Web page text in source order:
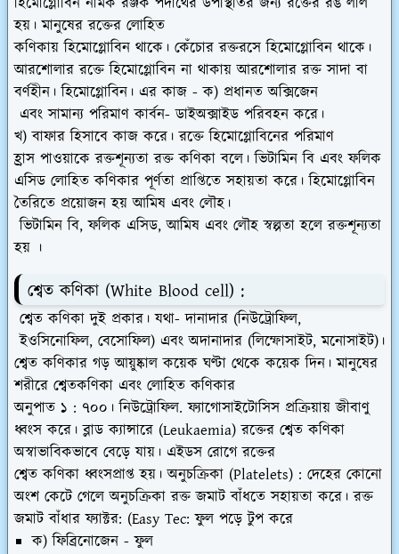
হয়। মানুষের রক্তের লোহিত
কণিকায় হিমোগ্লোবিন থাকে। কেঁচোর রক্তরসে হিমোগ্লোবিন থাকে।
আরশোলার রক্তে হিমোগ্লোবিন না থাকায় আরশোলার রক্ত সাদা বা
বর্ণহীন। হিমোগ্লোবিন। এর কাজ - ক) প্রধানত অক্সিজেন
এবং সামান্য পরিমাণ কার্বন- ডাইঅক্সাইড পরিবহন করে।
খ) বাফার হিসাবে কাজ করে। রক্তে হিমোগ্লোবিনের পরিমাণ
হ্রাস পাওয়াকে রক্তশূন্যতা রক্ত কণিকা বলে। ভিটামিন বি এবং ফলিক
এসিড লোহিত কণিকার পূর্ণতা প্রাপ্তিতে সহায়তা করে। হিমোগ্লোবিন
তৈরিতে প্রয়োজন হয় আমিষ এবং লৌহ।
ভিটামিন বি, ফলিক এসিড, আমিষ এবং লৌহ স্বল্পতা হলে রক্তশূন্যতা
হয় ।
শ্বেত কণিকা (White Blood cell) :
শ্বেত কণিকা দুই প্রকার। যথা- দানাদার (নিউট্রোফিল,
ইওসিনোফিল, বেসোফিল) এবং অদানাদার (লিম্ফোসাইট, মনোসাইট)।
শ্বেত কণিকার গড় আয়ুষ্কাল কয়েক ঘণ্টা থেকে কয়েক দিন। মানুষের
শরীরে শ্বেতকণিকা এবং লোহিত কণিকার
অনুপাত ১ : ৭০০। নিউট্রোফিল. ফ্যাগোসাইটোসিস প্রক্রিয়ায় জীবাণু
ধ্বংস করে। ব্লাড ক্যান্সারে (Leukaemia) রক্তের শ্বেত কণিকা
অস্বাভাবিকভাবে বেড়ে যায়। এইডস রোগে রক্তের
শ্বেত কণিকা ধ্বংসপ্রাপ্ত হয়। অনুচক্রিকা (Platelets) : দেহের কোনো
অংশ কেটে গেলে অনুচক্রিকা রক্ত জমাট বাঁধতে সহায়তা করে। রক্ত
জমাট বাঁধার ফ্যাক্টর: (Easy Tec: ফুল পড়ে টুপ করে
ক) ফিব্রিনোজেন - ফুল